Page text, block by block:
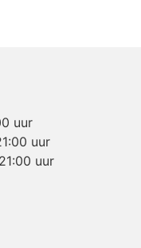
uur
uur
uur